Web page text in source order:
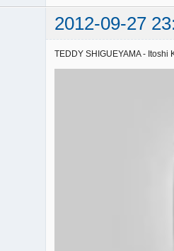
2012-09-27
TEDDY SHIGUEYAMA -